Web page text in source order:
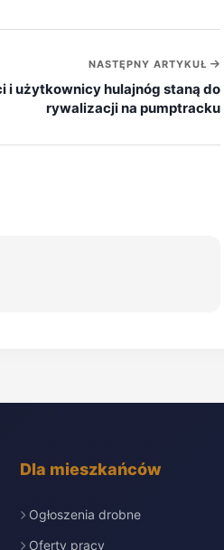
NASTĘPNY ARTYKUŁ
i użytkownicy hulajnóg staną do
rywalizacji na pumptracku
Dla mieszkańców
Ogłoszenia drobne
Oferty pracy